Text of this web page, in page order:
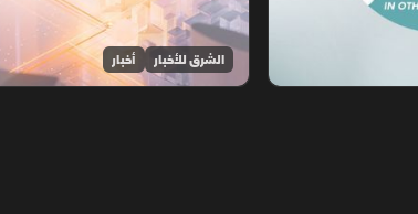
الشرق للأخبار أخبار